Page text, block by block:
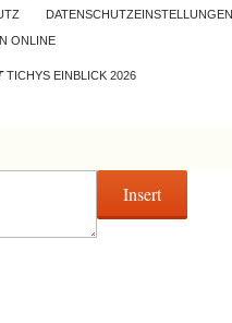
DATENSCHUTZEINSTELLUNGEN
ONLINE
TICHYS EINBLICK 2026
Insert